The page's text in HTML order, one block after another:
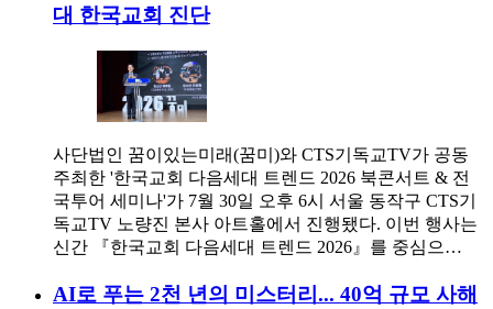
대 한국교회 진단
사단법인 꿈이있는미래(꿈미)와 CTS기독교TV가 공동
주최한 '한국교회 다음세대 트렌드 2026 북콘서트 & 전
국투어 세미나'가 7월 30일 오후 6시 서울 동작구 CTS기
독교TV 노량진 본사 아트홀에서 진행됐다. 이번 행사는
신간 『한국교회 다음세대 트렌드 2026』를 중심으…
AI로 푸는 2천 년의 미스터리... 40억 규모 사해